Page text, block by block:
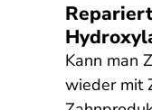
Kann man
wieder mit